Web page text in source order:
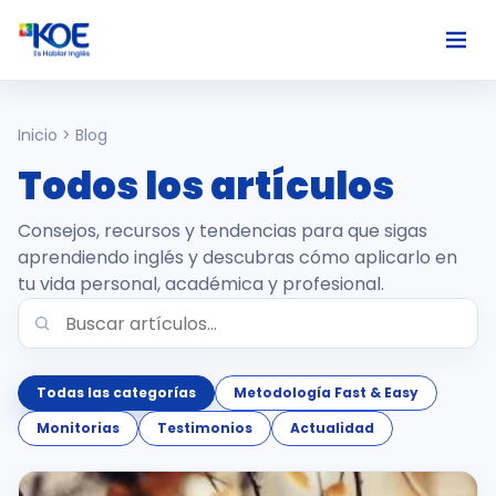
Paises
Nosotros
Usuarios
Comunidad
Habla
Inicio > Blog
Todos los artículos
Consejos, recursos y tendencias para que sigas
aprendiendo inglés y descubras cómo aplicarlo en
tu vida personal, académica y profesional.
Todas las categorías
Metodología Fast & Easy
Monitorias
Testimonios Actualidad